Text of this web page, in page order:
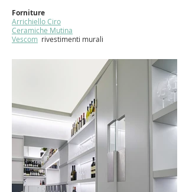
Forniture
Arrichiello Ciro
Ceramiche Mutina
Vescom rivestimenti murali